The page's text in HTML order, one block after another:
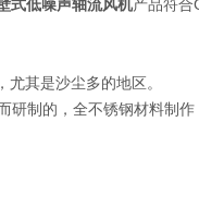
式低噪声轴流风机产品符合
其是沙尘多的地区。
制的，全不锈钢材料制作